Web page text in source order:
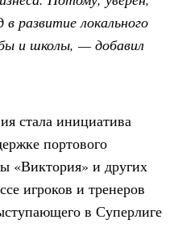
развитие локального
и школы, — добавил
стала инициатива
портового
«Виктория» и других
игроков и тренеров
в Суперлиге